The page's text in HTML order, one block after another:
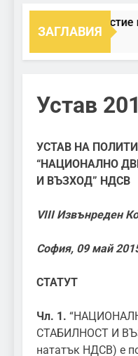
ЗАГЛАВИЯ
Участие
Устав
УСТАВ НА
“НАЦИОНАЛНО
И ВЪЗХОД” НДСВ
VIII Извънреден
София, 09 май
СТАТУТ
Чл. 1.
СТАБИЛНОСТ И
нататък НДСВ) е